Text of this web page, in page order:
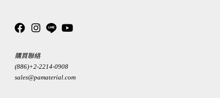
購買聯絡
(886)+2-2214-0908
sales@pamaterial.com